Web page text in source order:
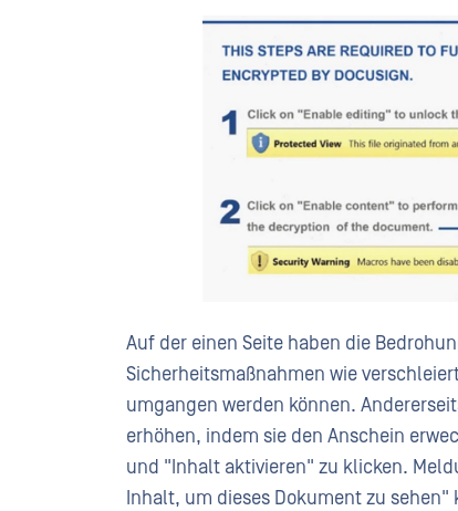
Auf der einen Seite haben die
Sicherheitsmaßnahmen wie
umgangen werden können.
erhöhen, indem sie den Anschein
und "Inhalt aktivieren" zu klicken.
Inhalt, um dieses Dokument zu